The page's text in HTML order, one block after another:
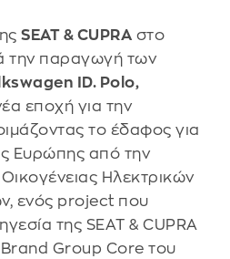
SEAT & CUPRA στο
την παραγωγή των
ID. Polo,
εποχή για την
το έδαφος για
Ευρώπης από την
Οικογένειας Ηλεκτρικών
ενός project που
της SEAT & CUPRA
Group Core του